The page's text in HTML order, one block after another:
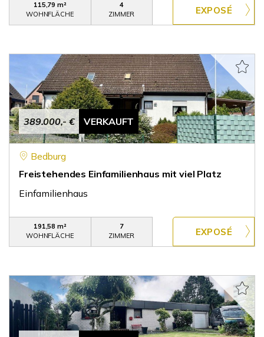
115,79 m²
WOHNFLÄCHE
4
ZIMMER
389.000,- € VERKAUFT
Bedburg
Freistehendes Einfamilienhaus mit viel Platz
Einfamilienhaus
191,58 m²
WOHNFLÄCHE
7
ZIMMER